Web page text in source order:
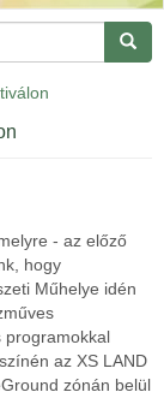
- az előző
hogy
Műhelye idén
programokkal
az XS LAND
zónán belül